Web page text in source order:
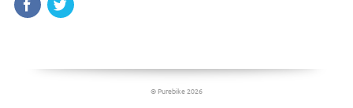
© Purebike 2026